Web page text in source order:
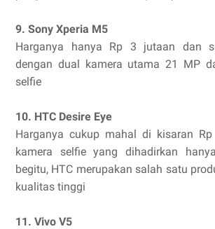
9. Sony Xperia M5
Harganya hanya Rp 3 jutaan dan
dengan dual kamera utama 21 MP
selfie
10. HTC Desire Eye
Harganya cukup mahal di kisaran
kamera selfie yang dihadirkan
begitu, HTC merupakan salah satu
kualitas tinggi
11. Vivo V5